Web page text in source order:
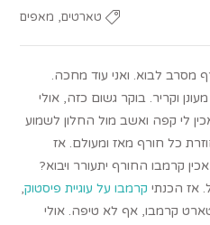
טארטים, מאפים
מסרב לבוא. ואני עוד מחכה.
וקריר. בוקר גשום כזה, אולי
לי קפה ואשב מול החלון לשמוע
כל חורף מאז ומעולם. אז
קרמבו החורף יתעורר ויבוא?
אז הכנתי קרמבו על עוגיית פיסטוק,
טארט קרמבו, אף לא טיפה. אולי